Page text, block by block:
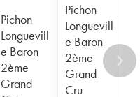
Pichon
Longuevill
e Baron
2ème
Grand
Pichon
Longuevill
e Baron
2ème
Grand
Cru